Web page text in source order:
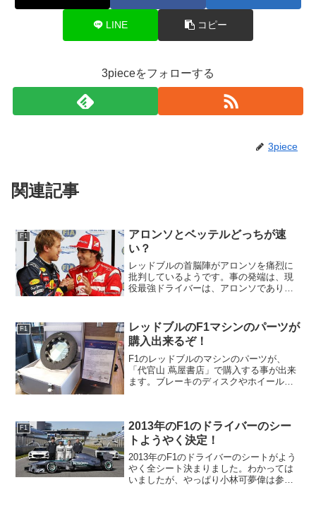
LINE コピー
3pieceをフォローする
3piece
関連記事
F1
アロンソとベッテルどっちが速
い？
レッドブルの首脳陣がアロンソを痛烈に
批判しているようです。事の発端は、現
役最強ドライバーは、アロンソであり、
年のシーズンもベッテルがワールドチャ
ンピオンになり、何と...
F1
レッドブルのF1マシンのパーツが
購入出来るぞ！
F1のレッドブルのマシンのパーツが、
「代官山 蔦屋書店」で購入する事が出来
ます。ブレーキのディスクやホイールな
ーツを使って、鏡や...
F1
2013年のF1のドライバーのシー
トようやく決定！
2013年のF1のドライバーのシートがよう
やく全シート決まりました。わかっては
いましたが、やっぱり小林可夢偉は参戦